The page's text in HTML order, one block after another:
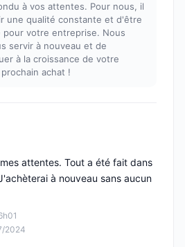
à vos attentes. Pour nous, il
une qualité constante et d'être
pour votre entreprise. Nous
servir à nouveau et de
à la croissance de votre
achat !
2024
attentes. Tout a été fait dans
à nouveau sans aucun